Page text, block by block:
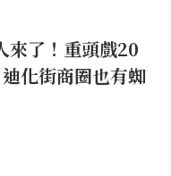
來了！重頭戲20
化街商圈也有蜘